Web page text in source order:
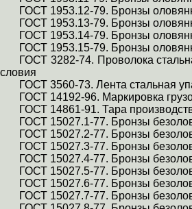
ГОСТ 1953.12-79. Бронзы
ГОСТ 1953.13-79. Бронзы
ГОСТ 1953.14-79. Бронзы
ГОСТ 1953.15-79. Бронзы
ГОСТ 3282-74. Проволока
ГОСТ 3560-73. Лента стальная
ГОСТ 14192-96. Маркировка
ГОСТ 14861-91. Тара
ГОСТ 15027.1-77. Бронзы
ГОСТ 15027.2-77. Бронзы
ГОСТ 15027.3-77. Бронзы
ГОСТ 15027.4-77. Бронзы
ГОСТ 15027.5-77. Бронзы
ГОСТ 15027.6-77. Бронзы
ГОСТ 15027.7-77. Бронзы